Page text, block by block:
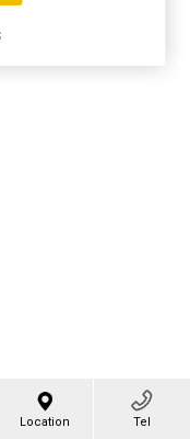
Location Tel